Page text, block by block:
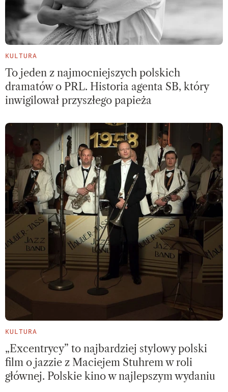
KULTURA
To jeden z najmocniejszych polskich
dramatów o PRL. Historia agenta SB, który
inwigilował przyszłego papieża
KULTURA
„Excentrycy” to najbardziej stylowy polski
film o jazzie z Maciejem Stuhrem w roli
głównej. Polskie kino w najlepszym wydaniu